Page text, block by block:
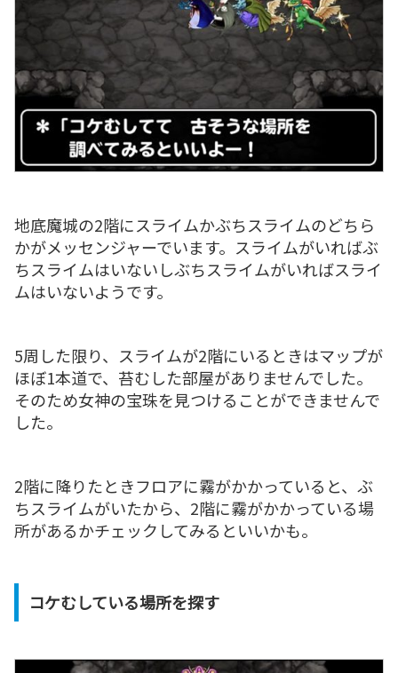
地底魔城の2階にスライムかぶちスライムのどちら
かがメッセンジャーでいます。スライムがいればぶ
ちスライムはいないしぶちスライムがいればスライ
ムはいないようです。
5周した限り、スライムが2階にいるときはマップが
ほぼ1本道で、苔むした部屋がありませんでした。
そのため女神の宝珠を見つけることができませんで
した。
2階に降りたときフロアに霧がかかっていると、ぶ
ちスライムがいたから、2階に霧がかかっている場
所があるかチェックしてみるといいかも。
コケむしている場所を探す